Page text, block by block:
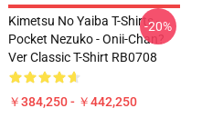
Kimetsu No Yaiba T-Shirts -
Pocket Nezuko - Onii-Chan?
Ver Classic T-Shirt RB0708
￥384,250 - ￥442,250
-20%